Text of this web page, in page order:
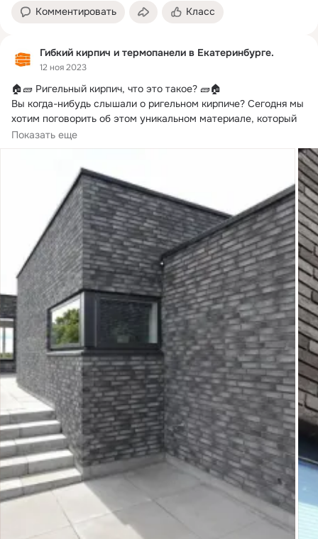
Комментировать Класс
Гибкий кирпич и термопанели в Екатеринбурге.
12 ноя 2023
🏠🧱 Ригельный кирпич, что это такое? 🧱🏠
Вы когда-нибудь слышали о ригельном кирпиче? Сегодня мы
хотим поговорить об этом уникальном материале, который
стал настоящим открытием в мире архитектуры.
Показать еще